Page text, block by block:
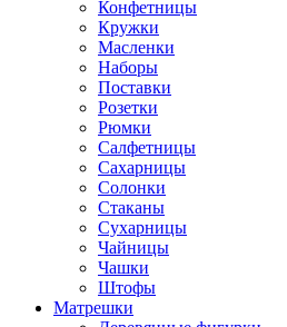
Конфетницы
Кружки
Масленки
Наборы
Поставки
Розетки
Рюмки
Салфетницы
Сахарницы
Солонки
Стаканы
Сухарницы
Чайницы
Чашки
Штофы
Матрешки